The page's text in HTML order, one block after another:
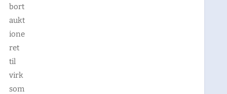
bort
aukt
ione
ret
til
virk
som